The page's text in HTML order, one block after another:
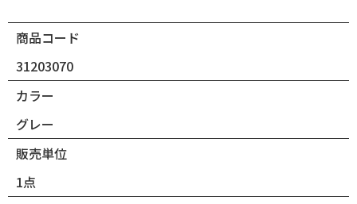
商品コード
31203070
カラー
グレー
販売単位
1点